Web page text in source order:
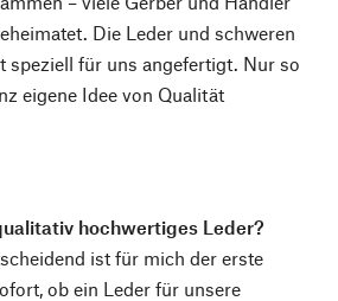
Die Leder und schweren
speziell für uns angefertigt. Nur so
eigene Idee von Qualität
hochwertiges Leder?
ist für mich der erste
ob ein Leder für unsere